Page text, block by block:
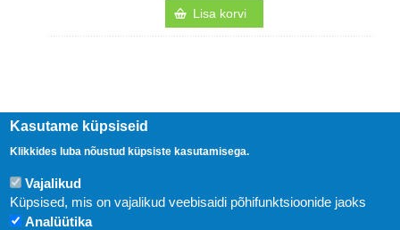
Lisa korvi
Kasutame küpsiseid
Klikkides luba nõustud küpsiste kasutamisega.
Vajalikud
Küpsised, mis on vajalikud veebisaidi põhifunktsioonide jaoks
Analüütika